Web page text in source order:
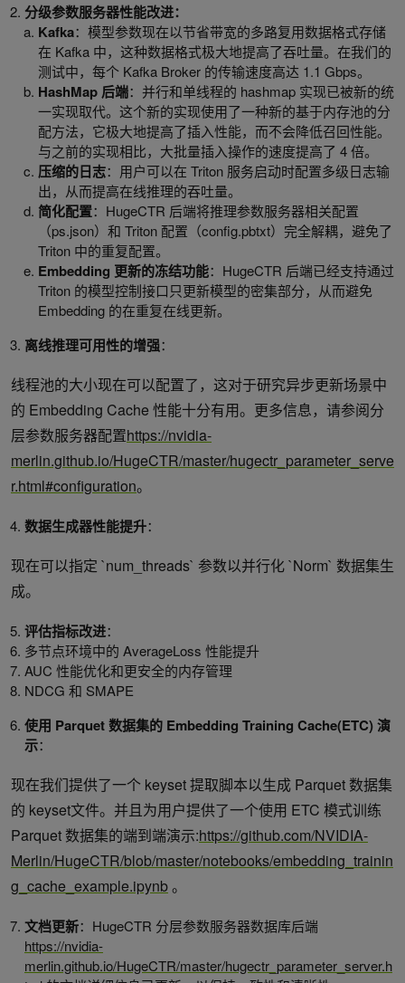
分级参数服务器性能改进：
Kafka：模型参数现在以节省带宽的多路复用数据格式存储
在 Kafka 中，这种数据格式极大地提高了吞吐量。在我们的
测试中，每个 Kafka Broker 的传输速度高达 1.1 Gbps。
HashMap 后端：并行和单线程的 hashmap 实现已被新的统
一实现取代。这个新的实现使用了一种新的基于内存池的分
配方法，它极大地提高了插入性能，而不会降低召回性能。
与之前的实现相比，大批量插入操作的速度提高了 4 倍。
压缩的日志：用户可以在 Triton 服务启动时配置多级日志输
出，从而提高在线推理的吞吐量。
简化配置：HugeCTR 后端将推理参数服务器相关配置
（ps.json）和 Triton 配置（config.pbtxt）完全解耦，避免了
Triton 中的重复配置。
Embedding 更新的冻结功能：HugeCTR 后端已经支持通过
Triton 的模型控制接口只更新模型的密集部分，从而避免
Embedding 的在重复在线更新。
离线推理可用性的增强：
线程池的大小现在可以配置了，这对于研究异步更新场景中
的 Embedding Cache 性能十分有用。更多信息，请参阅分
层参数服务器配置https://nvidia-
merlin.github.io/HugeCTR/master/hugectr_parameter_serve
r.html#configuration。
数据生成器性能提升：
现在可以指定 `num_threads` 参数以并行化 `Norm` 数据集生
成。
评估指标改进：
多节点环境中的 AverageLoss 性能提升
AUC 性能优化和更安全的内存管理
NDCG 和 SMAPE
使用 Parquet数据集的 Embedding Training Cache(ETC)演
示：
现在我们提供了一个 keyset 提取脚本以生成 Parquet 数据集
的 keyset文件。并且为用户提供了一个使用 ETC 模式训练
Parquet 数据集的端到端演示:https://github.com/NVIDIA-
Merlin/HugeCTR/blob/master/notebooks/embedding_trainin
g_cache_example.ipynb。
文档更新：HugeCTR 分层参数服务器数据库后端
https://nvidia-
merlin.github.io/HugeCTR/master/hugectr_parameter_server.h